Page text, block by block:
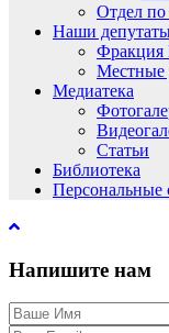
Отдел
Наши
Фракция
Местные
Медиатека
Статьи
Библиотека
Персональные
Напишите нам